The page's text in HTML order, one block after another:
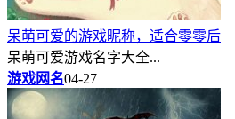
呆萌可爱的游戏昵称，适合零零后
呆萌可爱游戏名字大全...
游戏网名04-27